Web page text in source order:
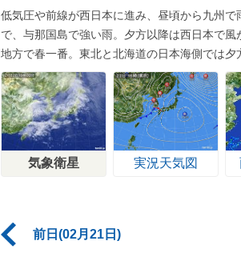
低気圧や前線が西日本に進み、昼頃から九州
で、与那国島で強い雨。夕方以降は西日本で
地方で春一番。東北と北海道の日本海側では夕
気象衛星 実況天気図
前日(02月21日)